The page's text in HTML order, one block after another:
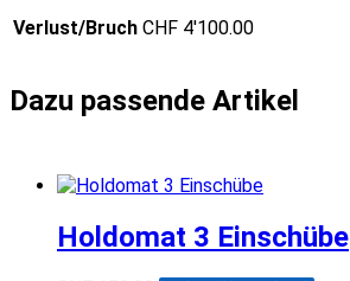
Verlust/Bruch CHF 4'100.00
Holdomat 3 Einschübe